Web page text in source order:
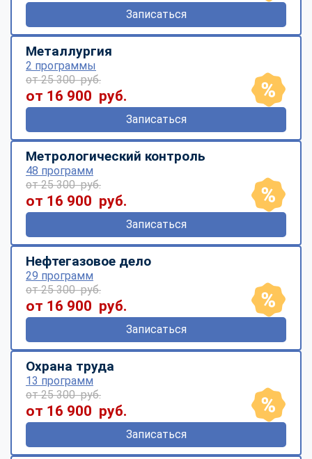
Записаться
Металлургия
2 программы
от 25 300 руб.
от 16 900 руб.
Записаться
Метрологический контроль
48 программ
от 25 300 руб.
от 16 900 руб.
Записаться
Нефтегазовое дело
29 программ
от 25 300 руб.
от 16 900 руб.
Записаться
Охрана труда
13 программ
от 25 300 руб.
от 16 900 руб.
Записаться